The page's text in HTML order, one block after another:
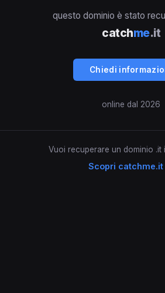
questo dominio è stato
catchme.it
Chiedi
online dal 2026
Vuoi recuperare un dominio .it
Scopri